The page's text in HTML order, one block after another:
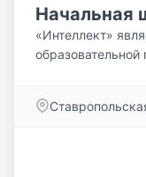
Начальная
«Интеллект»
психолого-
средняя и
технология